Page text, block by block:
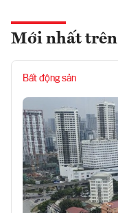
Mới nhất trên
Bất động sản